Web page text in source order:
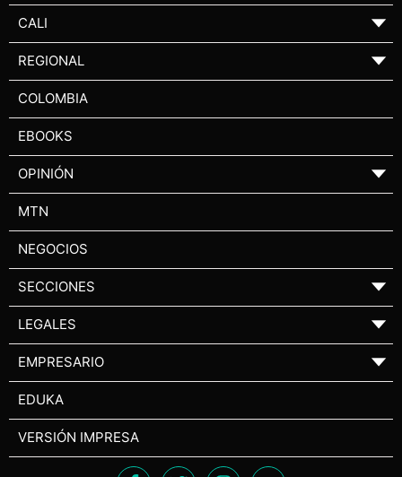
CALI ▼
REGIONAL ▼
COLOMBIA
EBOOKS
OPINIÓN ▼
MTN
NEGOCIOS
SECCIONES ▼
LEGALES ▼
EMPRESARIO ▼
EDUKA
VERSIÓN IMPRESA